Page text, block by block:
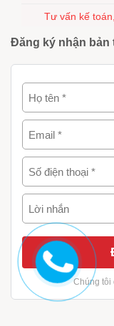
Tư vấn kế
Đăng ký nhận bản